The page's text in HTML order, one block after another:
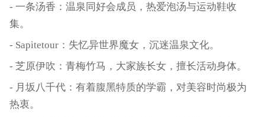
- 一条汤香：温泉同好会成员，热爱泡汤与运动鞋收
集。
- Sapitetour：失忆异世界魔女，沉迷温泉文化。
- 芝原伊吹：青梅竹马，大家族长女，擅长活动身体。
- 月坂八千代：有着腹黑特质的学霸，对美容时尚极为
热衷。